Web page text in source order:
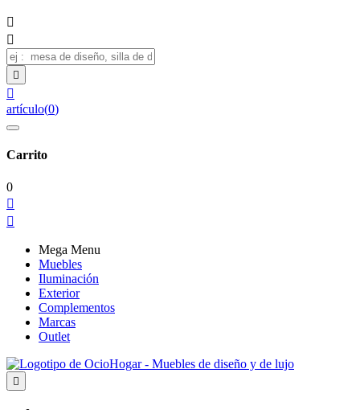




artículo(0)
Carrito
0


Mega Menu
Muebles
Iluminación
Exterior
Complementos
Marcas
Outlet
